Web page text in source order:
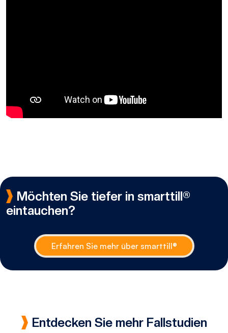
Möchten Sie tiefer in smarttill®
eintauchen?
Erfahren Sie mehr über smarttill®
Entdecken Sie mehr Fallstudien